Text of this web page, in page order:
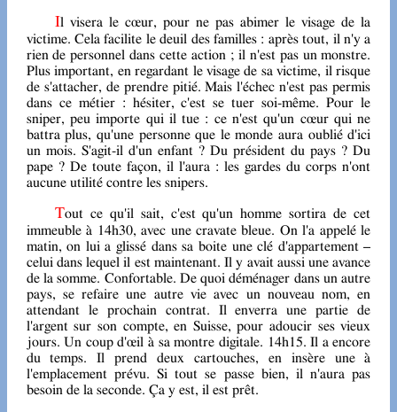
Il visera le cœur, pour ne pas abimer le visage de la
victime. Cela facilite le deuil des familles : après tout, il n'y a
rien de personnel dans cette action ; il n'est pas un monstre.
Plus important, en regardant le visage de sa victime, il risque
de s'attacher, de prendre pitié. Mais l'échec n'est pas permis
dans ce métier : hésiter, c'est se tuer soi-même. Pour le
sniper, peu importe qui il tue : ce n'est qu'un cœur qui ne
battra plus, qu'une personne que le monde aura oublié d'ici
un mois. S'agit-il d'un enfant ? Du président du pays ? Du
pape ? De toute façon, il l'aura : les gardes du corps n'ont
aucune utilité contre les snipers.
Tout ce qu'il sait, c'est qu'un homme sortira de cet
immeuble à 14h30, avec une cravate bleue. On l'a appelé le
matin, on lui a glissé dans sa boite une clé d'appartement –
celui dans lequel il est maintenant. Il y avait aussi une avance
de la somme. Confortable. De quoi déménager dans un autre
pays, se refaire une autre vie avec un nouveau nom, en
attendant le prochain contrat. Il enverra une partie de
l'argent sur son compte, en Suisse, pour adoucir ses vieux
jours. Un coup d'œil à sa montre digitale. 14h15. Il a encore
du temps. Il prend deux cartouches, en insère une à
l'emplacement prévu. Si tout se passe bien, il n'aura pas
besoin de la seconde. Ça y est, il est prêt.